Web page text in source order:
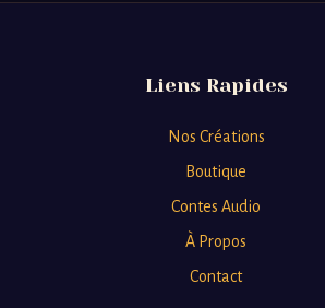
Liens Rapides
Nos Créations
Boutique
Contes Audio
À Propos
Contact